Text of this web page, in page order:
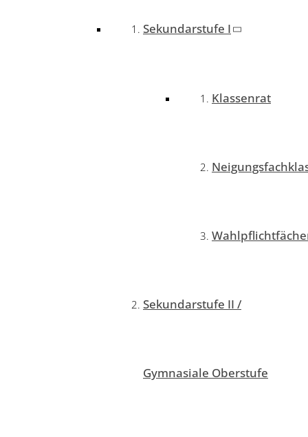
Sekundarstufe I
Klassenrat
Sekundarstufe II /
Gymnasiale Oberstufe